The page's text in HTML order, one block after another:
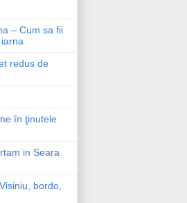
– Cum sa fii
redus de
în ţinutele
in Seara
bordo,